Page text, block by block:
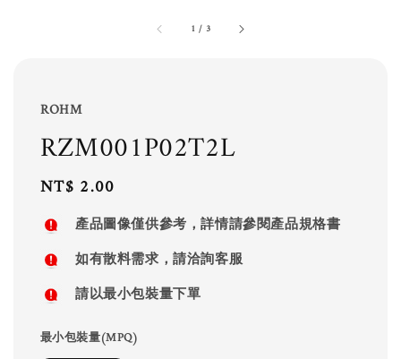
1 / 3
ROHM
RZM001P02T2L
Regular
price
NT$ 2.00
產品圖像僅供參考，詳情請參閱產品規格書
如有散料需求，請洽詢客服
請以最小包裝量下單
最小包裝量(MPQ)